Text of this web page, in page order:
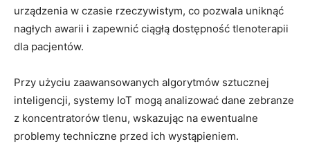
urządzenia⁣ w czasie rzeczywistym, ‍co pozwala ​uniknąć
nagłych awarii i zapewnić ​ciągłą dostępność‍ tlenoterapii
dla pacjentów.
Przy ⁢użyciu zaawansowanych algorytmów‌ sztucznej
⁣inteligencji, ⁤systemy IoT mogą analizować dane zebranze
z koncentratorów tlenu, wskazując na ewentualne ​
problemy‌ techniczne przed ich wystąpieniem.